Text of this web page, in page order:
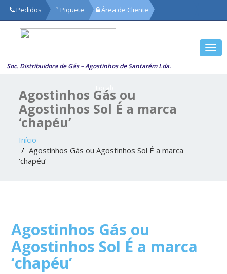
Pedidos Piquete
de
Área de Cliente
(Chamada
Soc. Distribuidora de Gás – Agostinhos de Santarém Lda.
Agostinhos Gás ou
Agostinhos Sol É a marca
‘chapéu’
Início
Agostinhos Gás ou Agostinhos Sol É a marca
‘chapéu’
Agostinhos Gás ou
Agostinhos Sol É a marca
‘chapéu’